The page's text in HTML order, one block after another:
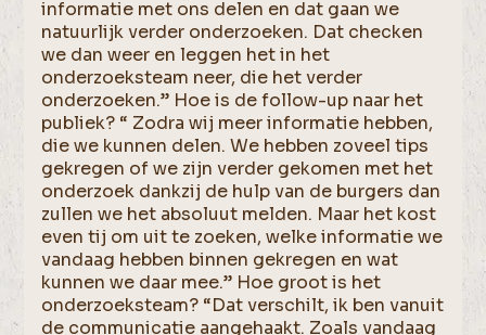
informatie met ons delen en dat gaan we
natuurlijk verder onderzoeken. Dat checken
we dan weer en leggen het in het
onderzoeksteam neer, die het verder
onderzoeken.” Hoe is de follow-up naar het
publiek? “ Zodra wij meer informatie hebben,
die we kunnen delen. We hebben zoveel tips
gekregen of we zijn verder gekomen met het
onderzoek dankzij de hulp van de burgers dan
zullen we het absoluut melden. Maar het kost
even tij om uit te zoeken, welke informatie we
vandaag hebben binnen gekregen en wat
kunnen we daar mee.” Hoe groot is het
onderzoeksteam? “Dat verschilt, ik ben vanuit
de communicatie aangehaakt. Zoals vandaag